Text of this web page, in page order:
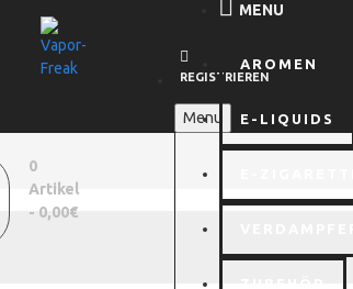
0
Artikel
- 0,00€
MENU
AROMEN
E-LIQUIDS
REGISTRIEREN
Menu